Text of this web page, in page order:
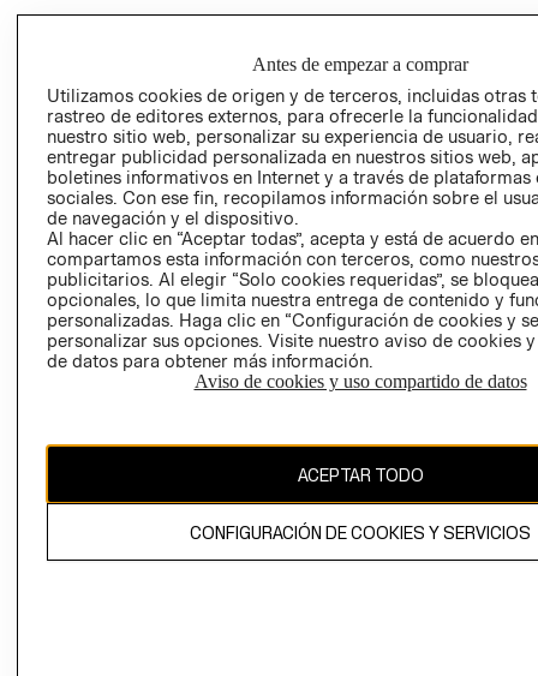
GIFT CARD
COOKIES
LIBRO DE
Ecuador ($)
CAMBIAR REGIÓN
El contenido de esta página web está protegido por copyright y es
propiedad de H&M Hennes & Mauritz AB.
Antes de empezar a comprar
Utilizamos cookies de origen y de terceros, incluidas otras
rastreo de editores externos, para ofrecerle la
nuestro sitio web, personalizar su experiencia de usuario,
entregar publicidad personalizada en nuestros sitios web,
boletines informativos en Internet y a través de plataformas
sociales. Con ese fin, recopilamos información sobre el
de navegación y el dispositivo.
Al hacer clic en “Aceptar todas”, acepta y está de acuerdo
compartamos esta información con terceros, como
publicitarios. Al elegir “Solo cookies requeridas”, se
opcionales, lo que limita nuestra entrega de contenido y
personalizadas. Haga clic en “Configuración de cookies y
personalizar sus opciones. Visite nuestro aviso de cookies
de datos para obtener más información.
Aviso de cookies y uso compartido de datos
ACEPTAR TODO
CONFIGURACIÓN DE COOKIES Y SERVICIOS